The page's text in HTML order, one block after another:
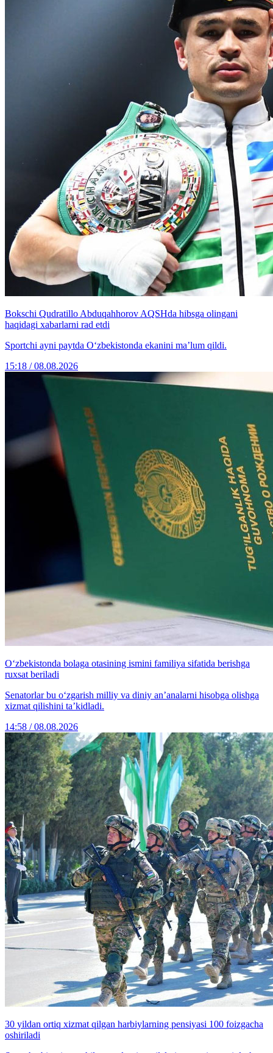
Bokschi Qudratillo Abduqahhorov AQSHda hibsga olingani
haqidagi xabarlarni rad etdi
Sportchi ayni paytda O‘zbekistonda ekanini ma’lum qildi.
15:18 / 08.08.2026
O‘zbekistonda bolaga otasining ismini familiya sifatida berishga
ruxsat beriladi
Senatorlar bu o‘zgarish milliy va diniy an’analarni hisobga olishga
xizmat qilishini ta’kidladi.
14:58 / 08.08.2026
30 yildan ortiq xizmat qilgan harbiylarning pensiyasi 100 foizgacha
oshiriladi